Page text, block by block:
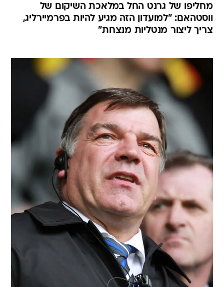
מחליפו של גרנט החל במלאכת השיקום של
ווסטהאם: "למועדון הזה מגיע להיות בפרמיירליג,
צריך ליצור מנטליות מנצחת"